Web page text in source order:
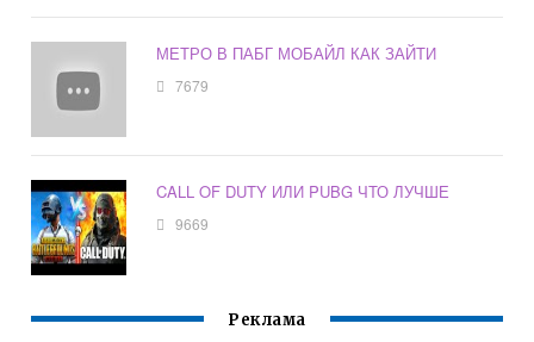
МЕТРО В ПАБГ МОБАЙЛ КАК ЗАЙТИ
7679
CALL OF DUTY ИЛИ PUBG ЧТО ЛУЧШЕ
9669
Реклама